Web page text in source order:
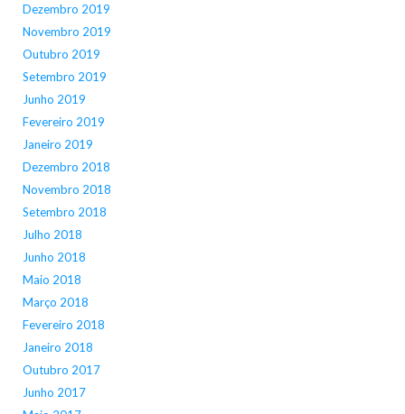
Dezembro 2019
Novembro 2019
Outubro 2019
Setembro 2019
Junho 2019
Fevereiro 2019
Janeiro 2019
Dezembro 2018
Novembro 2018
Setembro 2018
Julho 2018
Junho 2018
Maio 2018
Março 2018
Fevereiro 2018
Janeiro 2018
Outubro 2017
Junho 2017